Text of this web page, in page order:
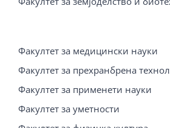
Факултет за медицински науки
Факултет за прехранбрена
Факултет за применети науки
Факултет за уметности